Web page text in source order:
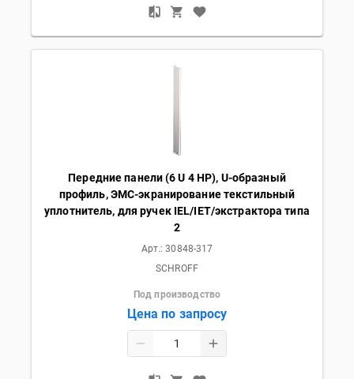
Передние панели (6 U 4 HP), U-образный
профиль, ЭМС-экранирование текстильный
уплотнитель, для ручек IEL/IET/экстрактора типа
2
Арт.:30848-317
SCHROFF
Под производство
Цена по запросу